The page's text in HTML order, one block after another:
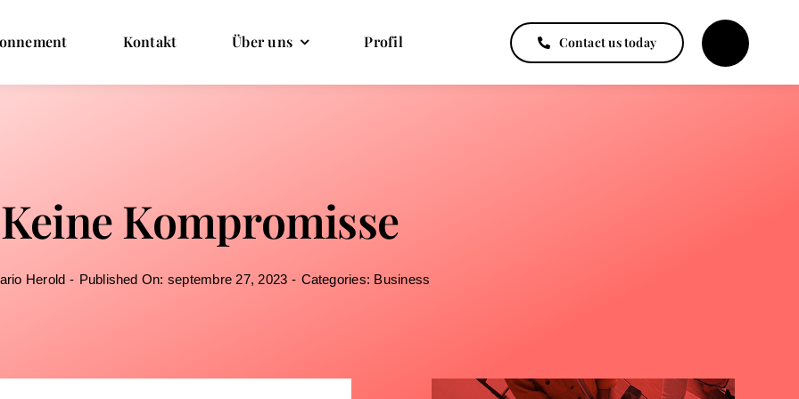
Kontakt Über uns Profil Contact us today
Keine Kompromisse
Herold - Published On: septembre 27, 2023 - Categories: Business